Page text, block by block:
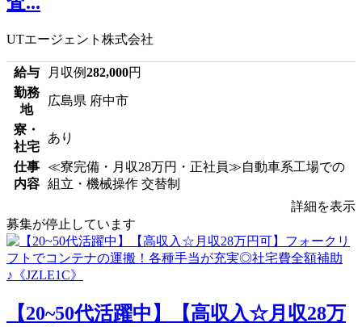
UTエージェント株式会社
給与 月収例282,000円
勤務
地
広島県 府中市
寮・
社宅
あり
仕事
内容
≪寮完備・月収28万円・正社員≫自動車系工場での
組立・機械操作 交替制
詳細を表示
募集が停止しています
【20~50代活躍中】【高収入☆月収28万